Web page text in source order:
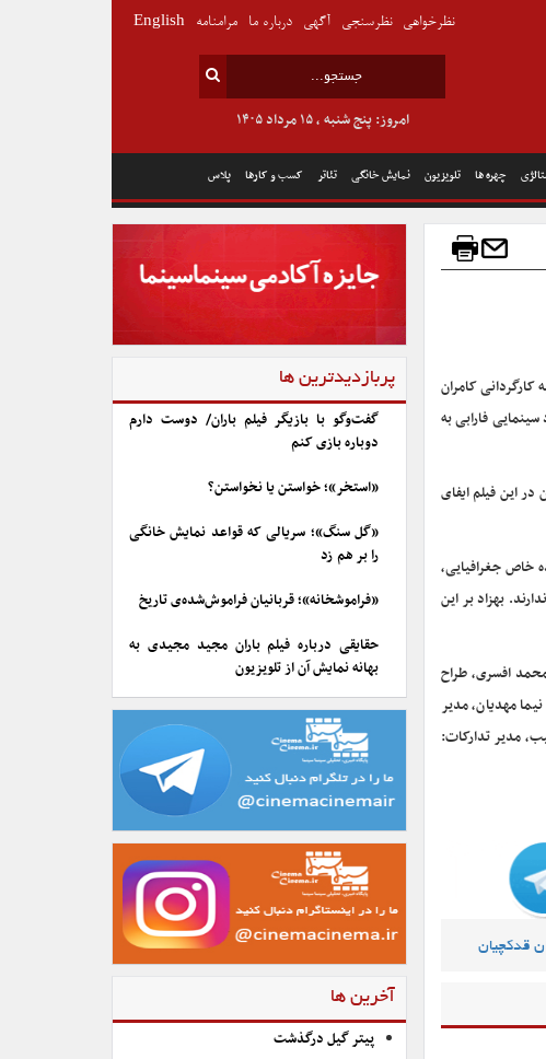
چهره ها تلویزیون نمایش خانگی تئاتر کسب و کارها پلاس
امروز: پنج شنبه , ۱۵ مرداد ۱۴۰۵
نظرخواهی نظرسنجی آگهی درباره ما مرامنامه English
کارگردانی کامران
فارابی به
در این فیلم ایفای
خاص جغرافیایی،
بهزاد بر این
افسری، طراح
مهدیان، مدیر
مدیر تدارکات:
قدکچیان
پربازدیدترین ها
گفت‌وگو با بازیگر فیلم باران/ دوست دارم
دوباره بازی کنم
«استخر»؛ خواستن یا نخواستن؟
«گل سنگ»؛ سریالی که قواعد نمایش خانگی
را بر هم زد
«فراموشخانه»؛ قربانیان فراموش‌شده‌ی تاریخ
حقایقی درباره فیلم باران مجید مجیدی به
بهانه نمایش آن از تلویزیون
آخرین ها
پیتر گیل درگذشت